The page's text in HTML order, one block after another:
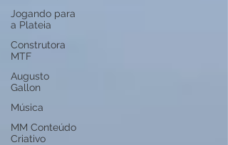
Jogando para
a Plateia
Construtora
MTF
Augusto
Gallon
Música
MM Conteúdo
Criativo